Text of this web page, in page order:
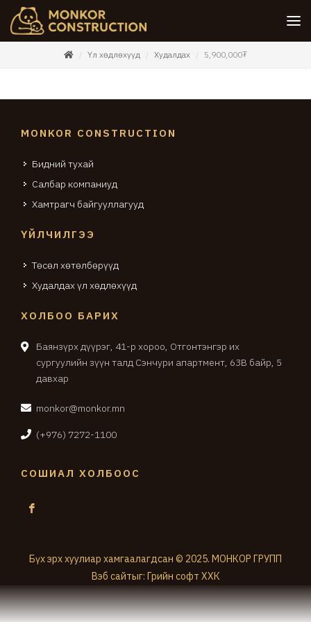
Үл хөдлөхүүд Худалдах 5,900,000₮
MONKOR CONSTRUCTION
Бидний тухай
Салбар компаниуд
Хамтрагч байгууллагууд
ҮЙЛЧИЛГЭЭ
Төсөл хөтөлбөрүүд
Худалдах үл хөдлөхүүд
ХОЛБОО БАРИХ
Баянзүрх дүүрэг, 41-р хороо, Отгонтэнгэр их
сургуулийн зүүн талд Сэнчури апартмент, 63В байр, 5
давхар
monkor@monkor.mn
(+976) 7272-1100
СОШИАЛ ХОЛБООС
Бүх эрх хуулиар хамгаалагдсан © 2025. МОНКОР ГРУПП
Вэб сайтыг: Грийн софт ХХК
Дуудлагын төв